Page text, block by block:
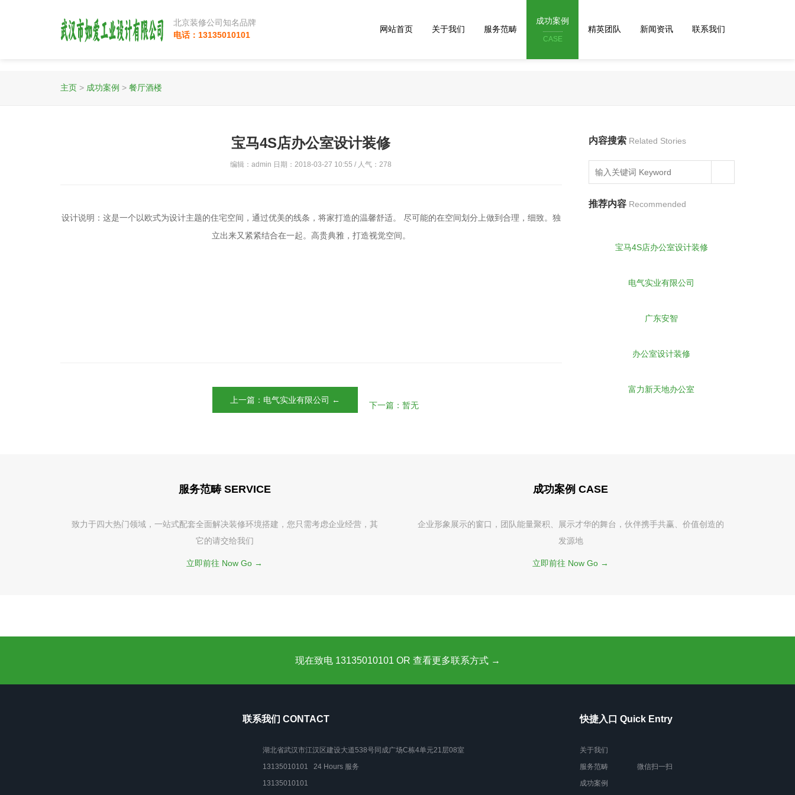
北京装修公司知名品牌
电话：13135010101
网站首页 关于我们 服务范畴
成功案例
CASE
精英团队 新闻资讯 联系我们
主页 > 成功案例 > 餐厅酒楼
宝马4S店办公室设计装修
编辑：admin 日期：2018-03-27 10:55 / 人气：278
设计说明：这是一个以欧式为设计主题的住宅空间，通过优美的线条，将家打造的温馨舒适。 尽可能的在空间划分上做到合理，细致。独
立出来又紧紧结合在一起。高贵典雅，打造视觉空间。
上一篇：电气实业有限公司 ←
下一篇：暂无
内容搜索 Related Stories
推荐内容 Recommended
宝马4S店办公室设计装修
电气实业有限公司
广东安智
办公室设计装修
富力新天地办公室
服务范畴 SERVICE
致力于四大热门领域，一站式配套全面解决装修环境搭建，您只需考虑企业经营，其
它的请交给我们
立即前往 Now Go →
成功案例 CASE
企业形象展示的窗口，团队能量聚积、展示才华的舞台，伙伴携手共赢、价值创造的
发源地
立即前往 Now Go →
现在致电 13135010101 OR 查看更多联系方式 →
联系我们 CONTACT
湖北省武汉市江汉区建设大道538号同成广场C栋4单元21层08室
13135010101 24 Hours 服务
13135010101
快捷入口 Quick Entry
关于我们
服务范畴
成功案例
微信扫一扫